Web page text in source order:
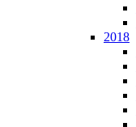
2018